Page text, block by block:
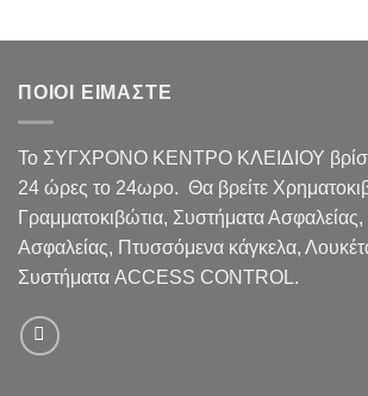
ΠΟΙΟΙ ΕΙΜΑΣΤΕ
Το ΣΥΓΧΡΟΝΟ ΚΕΝΤΡΟ ΚΛΕΙΔΙΟΥ
24 ώρες το 24ωρο. Θα βρείτε
Γραμματοκιβώτια, Συστήματα
Ασφαλείας, Πτυσσόμενα κάγκελα,
Συστήματα ACCESS CONTROL.